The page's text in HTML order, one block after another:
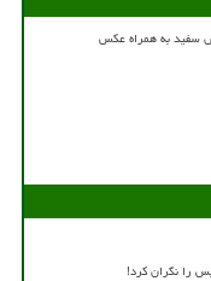
سفید به همراه عکس
را نگران کرد!